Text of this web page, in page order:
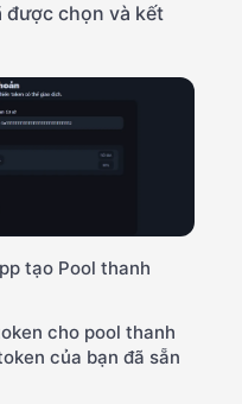
được chọn và kết
tạo Pool thanh
cho pool thanh
của bạn đã sẵn